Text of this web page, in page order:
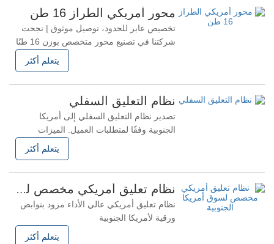
محور أمريكي الطراز 16 طن
تخصيص عابر للحدود، توصيل موثوق | نجحت
شركتنا في تصنيع محور متخصص بوزن 16 طنًا
لشركة لوجستية رائدة في أمريكا الجنوبية في
الآونة الأخيرة، اجتازت دفعة من المحاور
طورتها وصنعتها شركتنا الفحص النهائي رسميًا
وتم تعبئتها وشحنها بنجاح إلى سوق أمريكا
اللاتينية
يتعلم أكثر
نظام التعليق السفلي
تصدير نظام التعليق السفلي إلى أمريكا
الجنوبية وفقًا لمتطلبات العميل. الميزات
الرئيسية التصميم الهيكلي: يتم وضع النوابض
الورقية أسفل المحور، وتثبيتها بالمحور من
وتثبيتها باللوحة السفلية. انخفاض مركز الثقل:
نظرًا لوجود النوابض الورقية في الأسفل،
ينخفض ​​ارتفاع
يتعلم أكثر
نظام تعليق أمريكي مخصص لسوق أمريكا الجنوبية
نظام تعليق أمريكي عالي الأداء مزود بنوابض
ورقية لأمريكا الجنوبية
يتعلم أكثر